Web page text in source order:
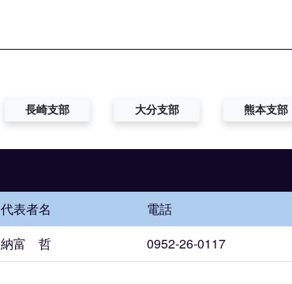
長崎支部 大分支部 熊本支部
代表者名 電話
納富 哲 0952-26-0117